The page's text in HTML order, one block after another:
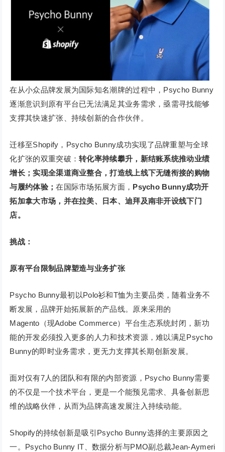
在从小众品牌发展为国际知名潮牌的过程中，Psycho Bunny
逐渐意识到原有平台已无法满足其业务需求，亟需寻找能够
支撑其快速扩张、持续创新的合作伙伴。
迁移至Shopify，Psycho Bunny成功实现了品牌重塑与全球
化扩张的双重突破：转化率持续攀升，新结账系统推动业绩
增长 ；实现全渠道商业整合，打造线上线下无缝衔接的购物
与履约体验；在国际市场拓展方面， Psycho Bunny成功开
拓加拿大市场，并在拉美、日本、迪拜及南非开设线下门
店。
挑战：
原有平台限制品牌塑造与业务扩张
Psycho Bunny最初以Polo衫和T恤为主要品类，随着业务不
断发展，品牌开始拓展新的产品线。原来采用的
Magento（现Adobe Commerce）平台生态系统封闭，新功
能的开发必须投入更多的人力和技术资源，难以满足Psycho
Bunny的即时业务需求，更无力支撑其长期创新发展。
面对仅有7人的团队和有限的内部资源，Psycho Bunny需要
的不仅是一个技术平台，更是一个能预见需求、具备创新思
维的战略伙伴，从而为品牌高速发展注入持续动能。
Shopify的持续创新是吸引Psycho Bunny选择的主要原因之
一。Psycho Bunny IT、数据分析与PMO副总裁Jean-Aymeri